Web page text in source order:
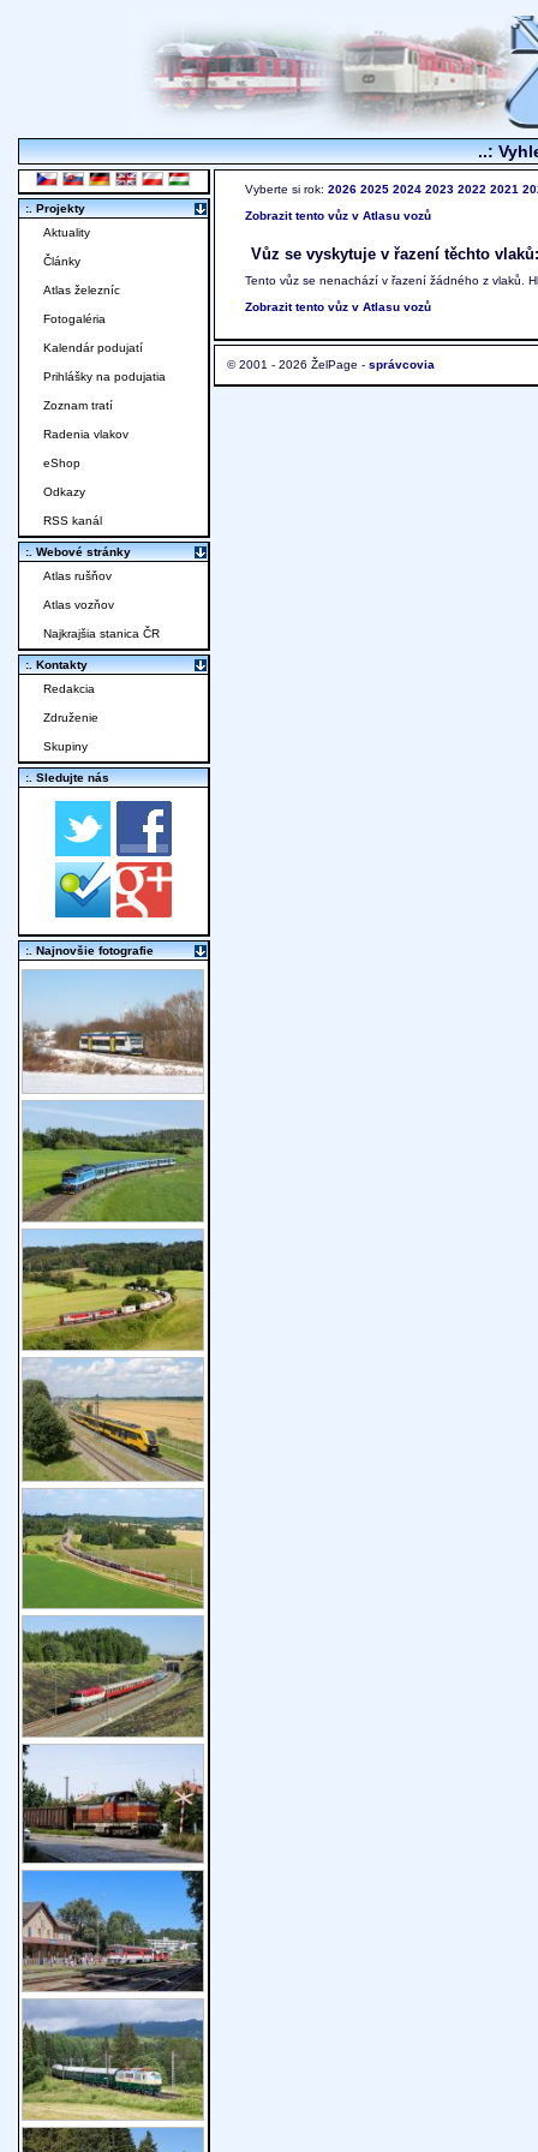
..:
Vyberte si rok: 2026 2025 2024 2023 2022 2021
Zobrazit tento vůz v Atlasu vozů
Vůz se vyskytuje v řazení těchto vlaků:
Tento vůz se nenachází v řazení žádného z vlaků.
Zobrazit tento vůz v Atlasu vozů
© 2001 - 2026 ŽelPage - správcovia
:. Projekty
Aktuality
Články
Atlas železníc
Fotogaléria
Kalendár podujatí
Prihlášky na podujatia
Zoznam tratí
Radenia vlakov
eShop
Odkazy
RSS kanál
:. Webové stránky
Atlas rušňov
Atlas vozňov
Najkrajšia stanica ČR
:. Kontakty
Redakcia
Združenie
Skupiny
:. Sledujte nás
:. Najnovšie fotografie